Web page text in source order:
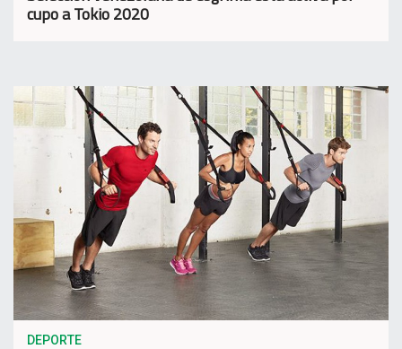
cupo a Tokio 2020
DEPORTE